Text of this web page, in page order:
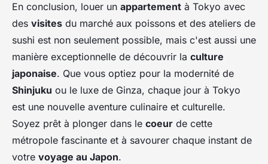
En conclusion, louer un appartement à Tokyo avec
des visites du marché aux poissons et des ateliers de
sushi est non seulement possible, mais c'est aussi une
manière exceptionnelle de découvrir la culture
japonaise. Que vous optiez pour la modernité de
Shinjuku ou le luxe de Ginza, chaque jour à Tokyo
est une nouvelle aventure culinaire et culturelle.
Soyez prêt à plonger dans le coeur de cette
métropole fascinante et à savourer chaque instant de
votre voyage au Japon.